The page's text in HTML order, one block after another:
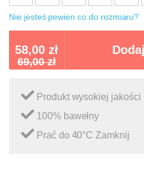
Nie jesteś pewien co do rozmiaru?
58,00 zł
69,00 zł
Produkt wysokiej jakości
100% bawełny
Prać do 40°C Zamknij